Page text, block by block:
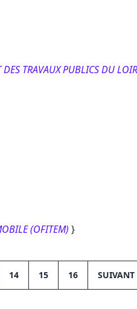
TRAVAUX PUBLICS DU
(OFITEM) }
ACTUELLE)
14 15 16 SUIVANT